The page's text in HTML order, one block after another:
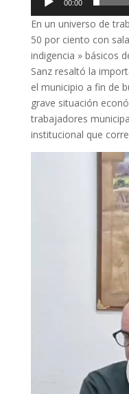
00:00
En un universo de
50 por ciento con
indigencia » básicos
Sanz resaltó la
el municipio a fin de
grave situación
trabajadores
institucional que